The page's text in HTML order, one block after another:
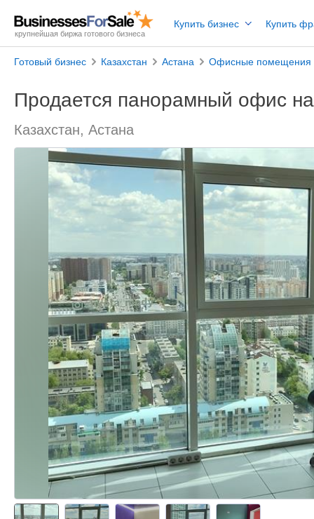
крупнейшая биржа готового бизнеса
Купить бизнес Купить
Готовый бизнес Казахстан Астана Офисные помещения
Продается панорамный офис
Казахстан, Астана